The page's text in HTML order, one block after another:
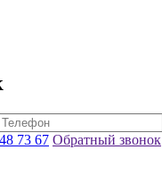
73 67 Обратный звонок